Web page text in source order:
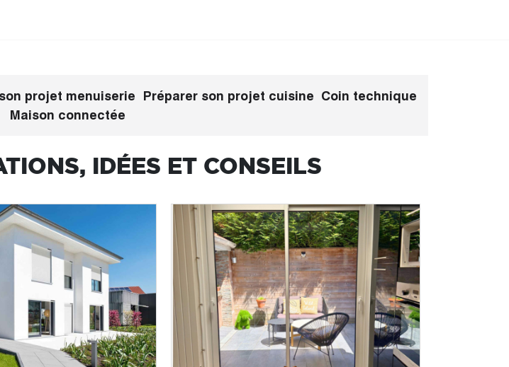
projet menuiserie Préparer son projet cuisine Coin technique
Maison connectée
IDÉES ET CONSEILS